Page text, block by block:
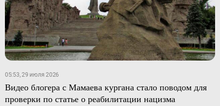
05:53, 29 июля 2026
Видео блогера с Мамаева кургана стало поводом для
проверки по статье о реабилитации нацизма